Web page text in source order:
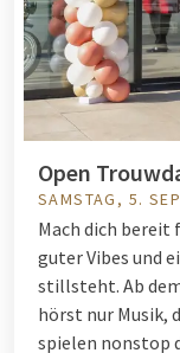
Open
SAMSTAG, 5.
Mach dich bereit
guter Vibes und
stillsteht. Ab
hörst nur Musik,
spielen nonstop